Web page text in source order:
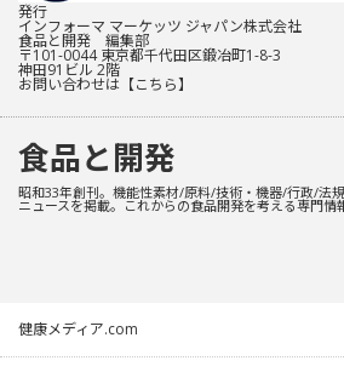
発行
インフォーマ マーケッツ ジャパン株式会社
食品と開発 編集部
〒101-0044 東京都千代田区鍛冶町1-8-3
神田91ビル 2階
お問い合わせは 【こちら】
食品と開発
昭和33年創刊。機能性素材/原料/技術・機器/行政/法
ニュースを掲載。これからの食品開発を考える専門情
健康メディア.com